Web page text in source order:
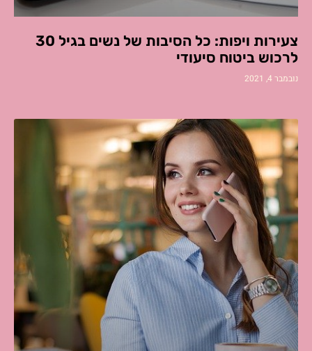
צעירות ויפות: כל הסיבות של נשים בגיל 30
לרכוש ביטוח סיעודי
נובמבר 4, 2021